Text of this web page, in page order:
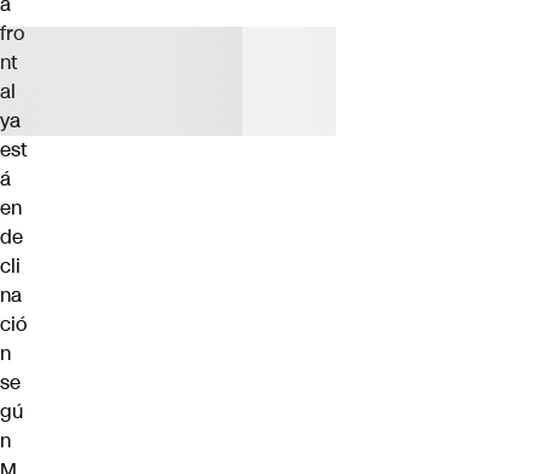
fro
nt
al
ya
est
á
en
de
cli
na
ció
n
se
gú
n